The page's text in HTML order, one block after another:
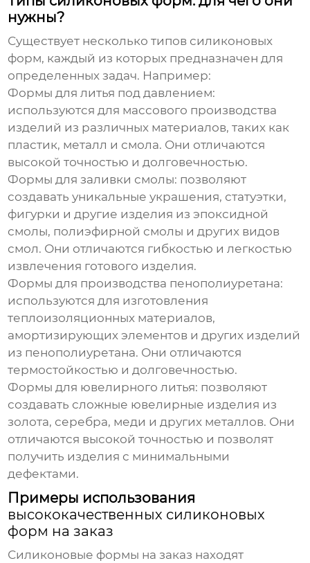
нужны?
Существует несколько типов силиконовых
форм, каждый из которых предназначен для
определенных задач. Например:
Формы для литья под давлением:
используются для массового производства
изделий из различных материалов, таких как
пластик, металл и смола. Они отличаются
высокой точностью и долговечностью.
Формы для заливки смолы: позволяют
создавать уникальные украшения, статуэтки,
фигурки и другие изделия из эпоксидной
смолы, полиэфирной смолы и других видов
смол. Они отличаются гибкостью и легкостью
извлечения готового изделия.
Формы для производства пенополиуретана:
используются для изготовления
теплоизоляционных материалов,
амортизирующих элементов и других изделий
из пенополиуретана. Они отличаются
термостойкостью и долговечностью.
Формы для ювелирного литья: позволяют
создавать сложные ювелирные изделия из
золота, серебра, меди и других металлов. Они
отличаются высокой точностью и позволят
получить изделия с минимальными
дефектами.
Примеры использования
высококачественных силиконовых
форм на заказ
Силиконовые формы на заказ находят